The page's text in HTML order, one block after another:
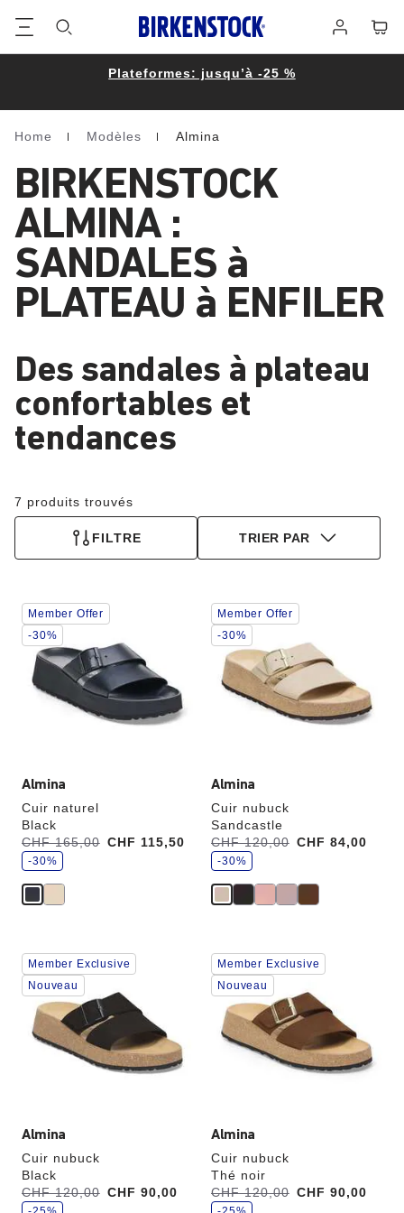
connecter
Plateformes: jusqu’à -25 %
Homepage
Home Modèles Almina
BIRKENSTOCK
ALMINA :
SANDALES à
PLATEAU à ENFILER
Des sandales à plateau
confortables et
tendances
7 produits trouvés
FILTRE TRIER PAR
Almina
Cuir naturel
Black
Avant:
CHF 165,00
à CHF 115,50
é
c
o
n
o
i
-30%
Cliquer
sur
les
échantillons
couleurs
modifiera
Member Offer
-30%
Almina
Cuir nubuck
Sandcastle
Avant:
CHF 120,00
à CHF 84,00
é
c
o
n
o
i
-30%
Cliquer
sur
les
échantillons
couleurs
modifiera
Member Offer
-30%
Almina
Cuir nubuck
Black
Avant:
CHF 120,00
à CHF 90,00
é
c
Cliquer
sur
les
échantillons
couleurs
modifiera
Member Exclusive
Nouveau
Almina
Cuir nubuck
Thé noir
Avant:
CHF 120,00
à CHF 90,00
é
c
Cliquer
sur
les
échantillons
couleurs
modifiera
Member Exclusive
Nouveau